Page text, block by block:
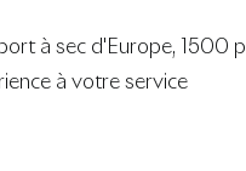
à sec d'Europe, 1500
à votre service